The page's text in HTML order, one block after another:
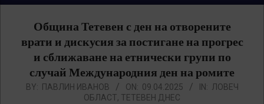
Община Тетевен с ден на отворените
врати и дискусия за постигане на прогрес
и сближаване на етнически групи по
случай Международния ден на ромите
BY: ПАВЛИН ИВАНОВ ON: 09.04.2025 IN: ЛОВЕЧ
ОБЛАСТ, ТЕТЕВЕН ДНЕС